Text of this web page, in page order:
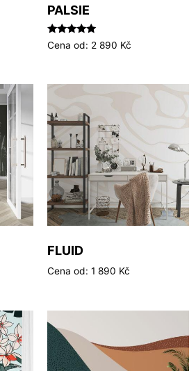
PALSIE
Hodnocení
5.00
Cena od: 2 890 Kč
FLUID
Cena od: 1 890 Kč